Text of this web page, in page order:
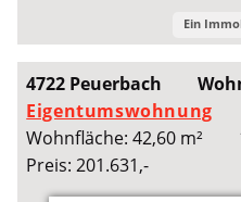
Ein
4722 Peuerbach
Eigentumswohnung
Wohnfläche: 42,60 m²
Preis: 201.631,-